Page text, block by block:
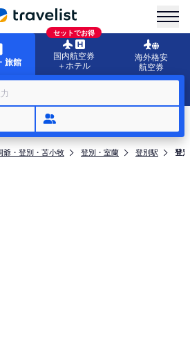
旅館
セットでお得
国内航空券
＋ホテル
海外格安
航空券
爺・登別・苫小牧 登別・室蘭 登別駅 登